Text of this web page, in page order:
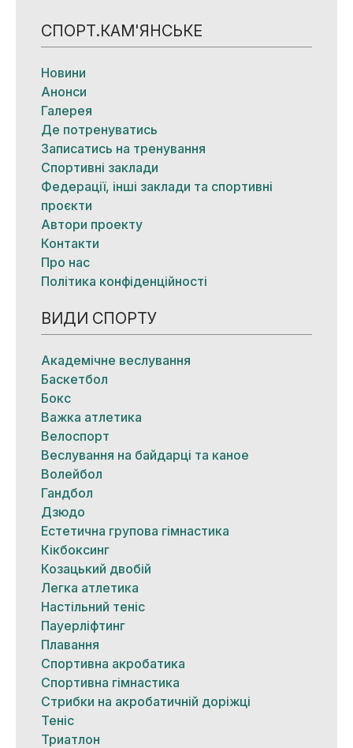
СПОРТ.КАМ'ЯНСЬКЕ
Новини
Анонси
Галерея
Де потренуватись
Записатись на тренування
Спортивні заклади
Федерації, інші заклади та спортивні
проєкти
Автори проекту
Контакти
Про нас
Політика конфіденційності
ВИДИ СПОРТУ
Академічне веслування
Баскетбол
Бокс
Важка атлетика
Велоспорт
Веслування на байдарці та каное
Волейбол
Гандбол
Дзюдо
Естетична групова гімнастика
Кікбоксинг
Козацький двобій
Легка атлетика
Настільний теніс
Пауерліфтинг
Плавання
Спортивна акробатика
Спортивна гімнастика
Стрибки на акробатичній доріжці
Теніс
Триатлон